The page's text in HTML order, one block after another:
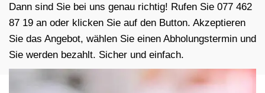
Dann sind Sie bei uns genau richtig! Rufen Sie 077 462
87 19 an oder klicken Sie auf den Button. Akzeptieren
Sie das Angebot, wählen Sie einen Abholungstermin und
Sie werden bezahlt. Sicher und einfach.